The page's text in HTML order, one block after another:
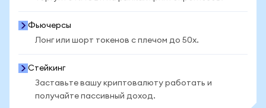
Фьючерсы
Лонг или шорт токенов с плечом до 50x.
Стейкинг
Заставьте вашу криптовалюту работать и
получайте пассивный доход.